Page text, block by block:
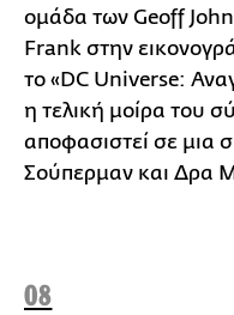
ομάδα των Geoff
Frank στην
το «DC Universe:
η τελική μοίρα του
αποφασιστεί σε μια
Σούπερμαν και Δρα
08